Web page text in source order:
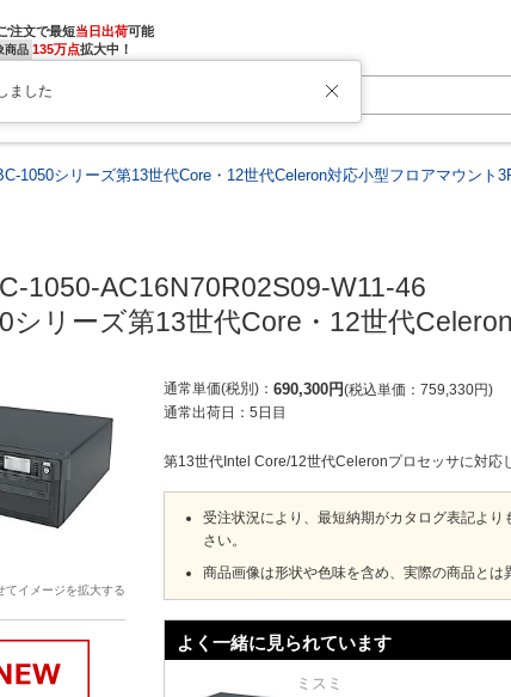
注文で最短当日出荷
商品 135万点拡大中！
1050シリーズ第13世代Core・12世代Celeron対応小型フロアマウント
1050-AC16N70R02S09-W11-46
シリーズ第13世代Core・12世代
てイメージを拡大する
通常単価(税別) 690,300円 税込単価 759,330円
通常出荷日： 5日目
第13世代Intel Core/12世代Celeronプロセッサに対応
受注状況により、最短納期がカタログ表記よ
さい。
商品画像は形状や色味を含め、実際の商品とは
よく一緒に見られています
ミスミ